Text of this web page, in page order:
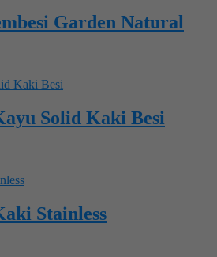
Garden Natural
Solid Kaki Besi
Stainless